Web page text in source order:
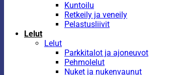
Kuntoilu
Retkeily ja veneily
Pelastusliivit
Lelut
Lelut
Parkkitalot ja ajoneuvot
Pehmolelut
Nuket ja nukenvaunut